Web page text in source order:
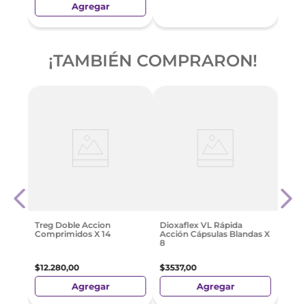
Agregar
¡TAMBIÉN COMPRARON!
Treg Doble Accion
Comprimidos X 14
$12.280,00
Agregar
Dioxaflex VL Rápida
Acción Cápsulas Blandas X
8
$3537,00
Agregar